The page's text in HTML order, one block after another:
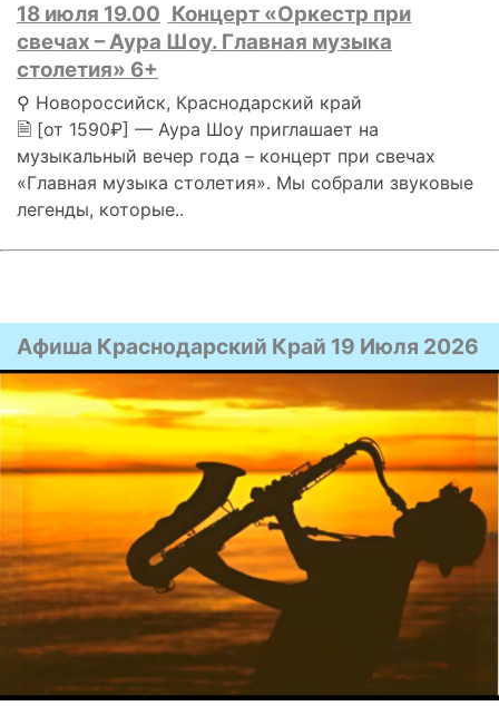
18 июля 19.00 Концерт «Оркестр при
свечах – Аура Шоу. Главная музыка
столетия» 6+
⚲ Новороссийск, Краснодарский край
🗎 [от 1590₽] — Аура Шоу приглашает на
музыкальный вечер года – концерт при свечах
«Главная музыка столетия». Мы собрали звуковые
легенды, которые..
Афиша Краснодарский Край 19 Июля 2026